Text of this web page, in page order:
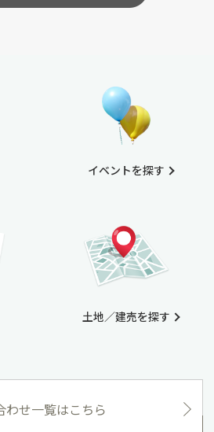
イベントを探す
土地／建売を探す
わせ一覧はこちら